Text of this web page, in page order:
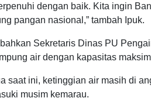
dengan baik. Kita ingin
pangan nasional,” tambah Ipuk.
Sekretaris Dinas PU
air dengan kapasitas
saat ini, ketinggian air masih di
musim kemarau.